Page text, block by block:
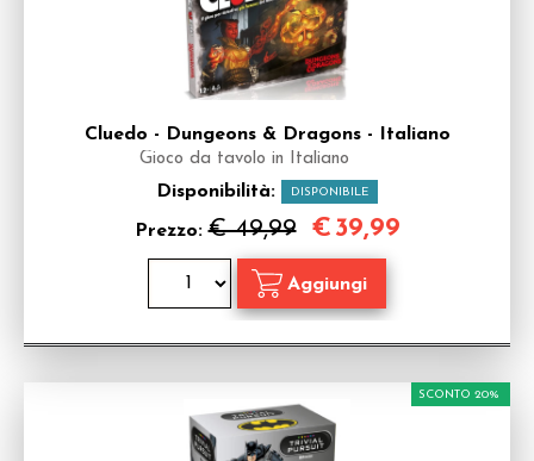
Cluedo - Dungeons & Dragons - Italiano
Gioco da tavolo in Italiano
Disponibilità: DISPONIBILE
Prezzo:€ 49,99 € 39,99
SCONTO 20%